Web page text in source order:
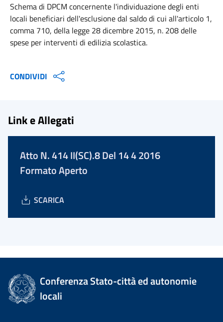
Schema di DPCM concernente l'individuazione degli enti
locali beneficiari dell'esclusione dal saldo di cui all'articolo 1,
comma 710, della legge 28 dicembre 2015, n. 208 delle
spese per interventi di edilizia scolastica.
CONDIVIDI
Link e Allegati
Atto N. 414 II(SC).8 Del 14 4 2016
Formato Aperto
SCARICA
Conferenza Stato-città ed autonomie
locali